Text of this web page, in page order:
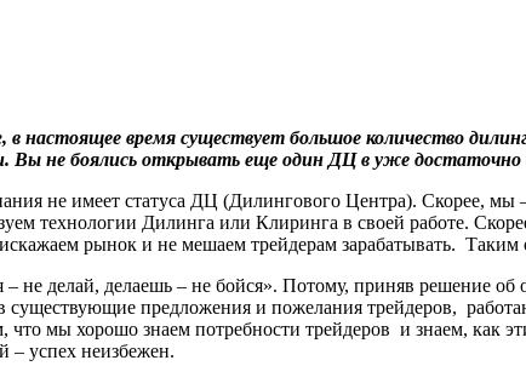
в настоящее время существует большое количество
Вы не боялись открывать еще один ДЦ в уже достаточно
не имеет статуса ДЦ (Дилингового Центра). Скорее,
технологии Дилинга или Клиринга в своей работе.
рынок и не мешаем трейдерам зарабатывать. Таким
не делай, делаешь – не бойся». Потому, приняв решение
существующие предложения и пожелания трейдеров,
мы хорошо знаем потребности трейдеров и знаем, как
– успех неизбежен.